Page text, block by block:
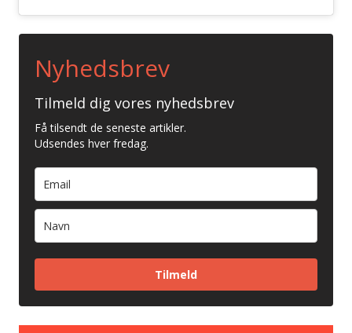
Nyhedsbrev
Tilmeld dig vores nyhedsbrev
Få tilsendt de seneste artikler.
Udsendes hver fredag.
Tilmeld